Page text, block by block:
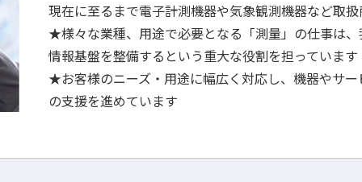
現在に至るまで電子計測機器や気象観測機器など取
★様々な業種、用途で必要となる「測量」の仕事は
情報基盤を整備するという重大な役割を担っています
★お客様のニーズ・用途に幅広く対応し、機器やサ
の支援を進めています